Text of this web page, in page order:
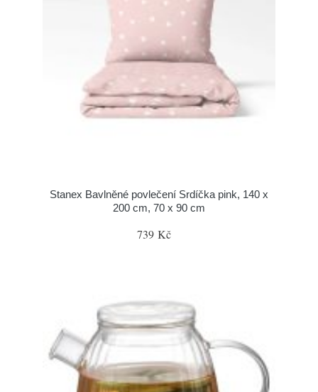
Stanex Bavlněné povlečení Srdíčka pink, 140 x
200 cm, 70 x 90 cm
739 Kč